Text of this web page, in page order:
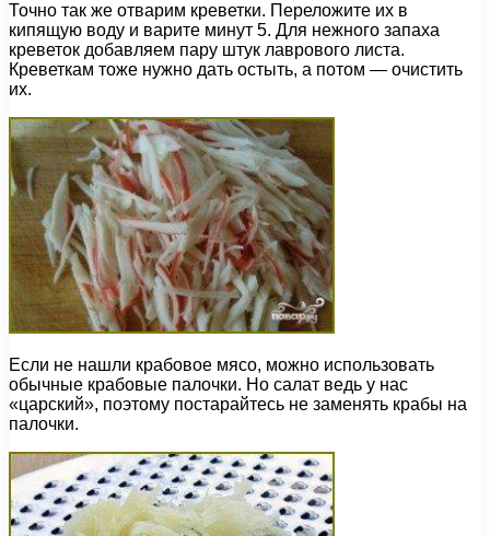
Точно так же отварим креветки. Переложите их в
кипящую воду и варите минут 5. Для нежного запаха
креветок добавляем пару штук лаврового листа.
Креветкам тоже нужно дать остыть, а потом — очистить
их.
Если не нашли крабовое мясо, можно использовать
обычные крабовые палочки. Но салат ведь у нас
«царский», поэтому постарайтесь не заменять крабы на
палочки.